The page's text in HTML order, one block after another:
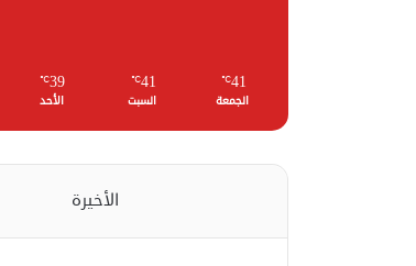
41
℃
الجمعة
41
℃
السبت
39
℃
الأحد
الأخيرة